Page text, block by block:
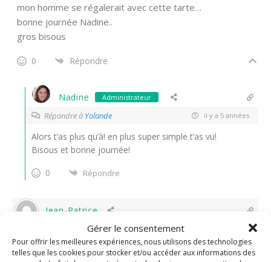
Gérer le consentement
Pour offrir les meilleures expériences, nous utilisons des technologies
telles que les cookies pour stocker et/ou accéder aux informations des
mon homme se régalerait avec cette tarte…
bonne journée Nadine..
gros bisous
0 Répondre
Nadine Administrateur
Répondre à Yolande il y a 5 années
Alors t’as plus qu’à! en plus super simple t’as vu!
Bisous et bonne journée!
0
Répondre
Jean-Patrice
il y a 5 années